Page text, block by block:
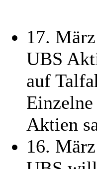
17.
UBS
auf
Aktien
16.